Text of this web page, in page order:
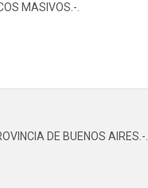
MASIVOS.-.
DE BUENOS AIRES.-.